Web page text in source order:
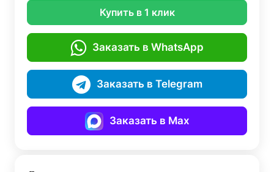
Купить в 1 клик
Заказать в WhatsApp
Заказать в Telegram
Заказать в Max